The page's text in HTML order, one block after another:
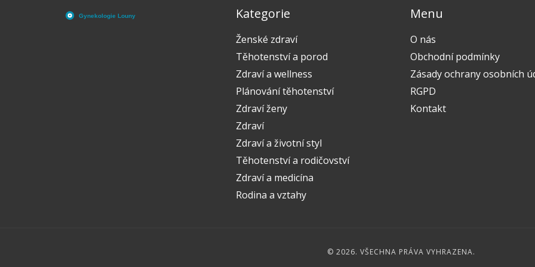
Kategorie
Ženské zdraví
Těhotenství a porod
Zdraví a wellness
Plánování těhotenství
Zdraví ženy
Zdraví
Zdraví a životní styl
Těhotenství a rodičovství
Zdraví a medicína
Rodina a vztahy
Menu
O nás
Obchodní podmínky
Zásady ochrany osobních
RGPD
Kontakt
© 2026. VŠECHNA PRÁVA VYHRAZENA.